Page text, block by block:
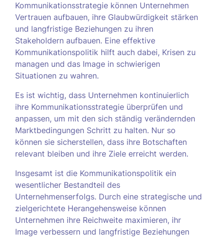
Kommunikationsstrategie können Unternehmen
Vertrauen aufbauen, ihre Glaubwürdigkeit stärken
und langfristige Beziehungen zu ihren
Stakeholdern aufbauen. Eine effektive
Kommunikationspolitik hilft auch dabei, Krisen zu
managen und das Image in schwierigen
Situationen zu wahren.
Es ist wichtig, dass Unternehmen kontinuierlich
ihre Kommunikationsstrategie überprüfen und
anpassen, um mit den sich ständig verändernden
Marktbedingungen Schritt zu halten. Nur so
können sie sicherstellen, dass ihre Botschaften
relevant bleiben und ihre Ziele erreicht werden.
Insgesamt ist die Kommunikationspolitik ein
wesentlicher Bestandteil des
Unternehmenserfolgs. Durch eine strategische und
zielgerichtete Herangehensweise können
Unternehmen ihre Reichweite maximieren, ihr
Image verbessern und langfristige Beziehungen